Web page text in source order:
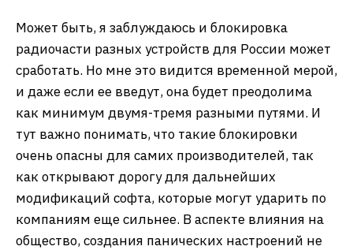
Может быть, я заблуждаюсь и блокировка
радиочасти разных устройств для России может
сработать. Но мне это видится временной мерой,
и даже если ее введут, она будет преодолима
как минимум двумя-тремя разными путями. И
тут важно понимать, что такие блокировки
очень опасны для самих производителей, так
как открывают дорогу для дальнейших
модификаций софта, которые могут ударить по
компаниям еще сильнее. В аспекте влияния на
общество, создания панических настроений не